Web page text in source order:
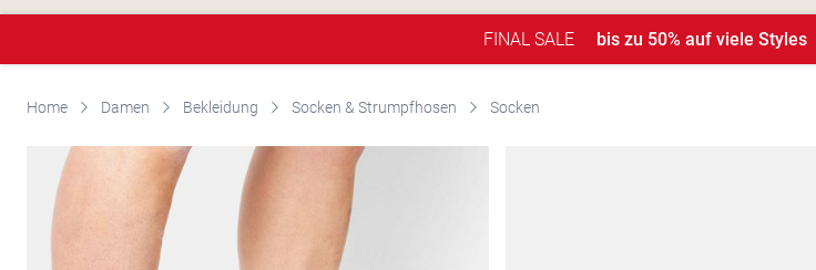
FINAL SALE bis zu 50% auf viele Styles
Home Damen Bekleidung Socken & Strumpfhosen Socken